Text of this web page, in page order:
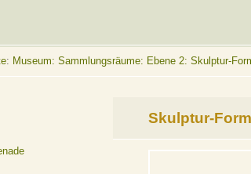
: Museum: Sammlungsräume: Ebene 2: Skulptur-
Skulptur-